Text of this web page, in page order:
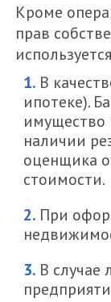
Кроме
прав
В
ипотеке).
имущество
наличии
оценщика
стоимости.
При
В случае